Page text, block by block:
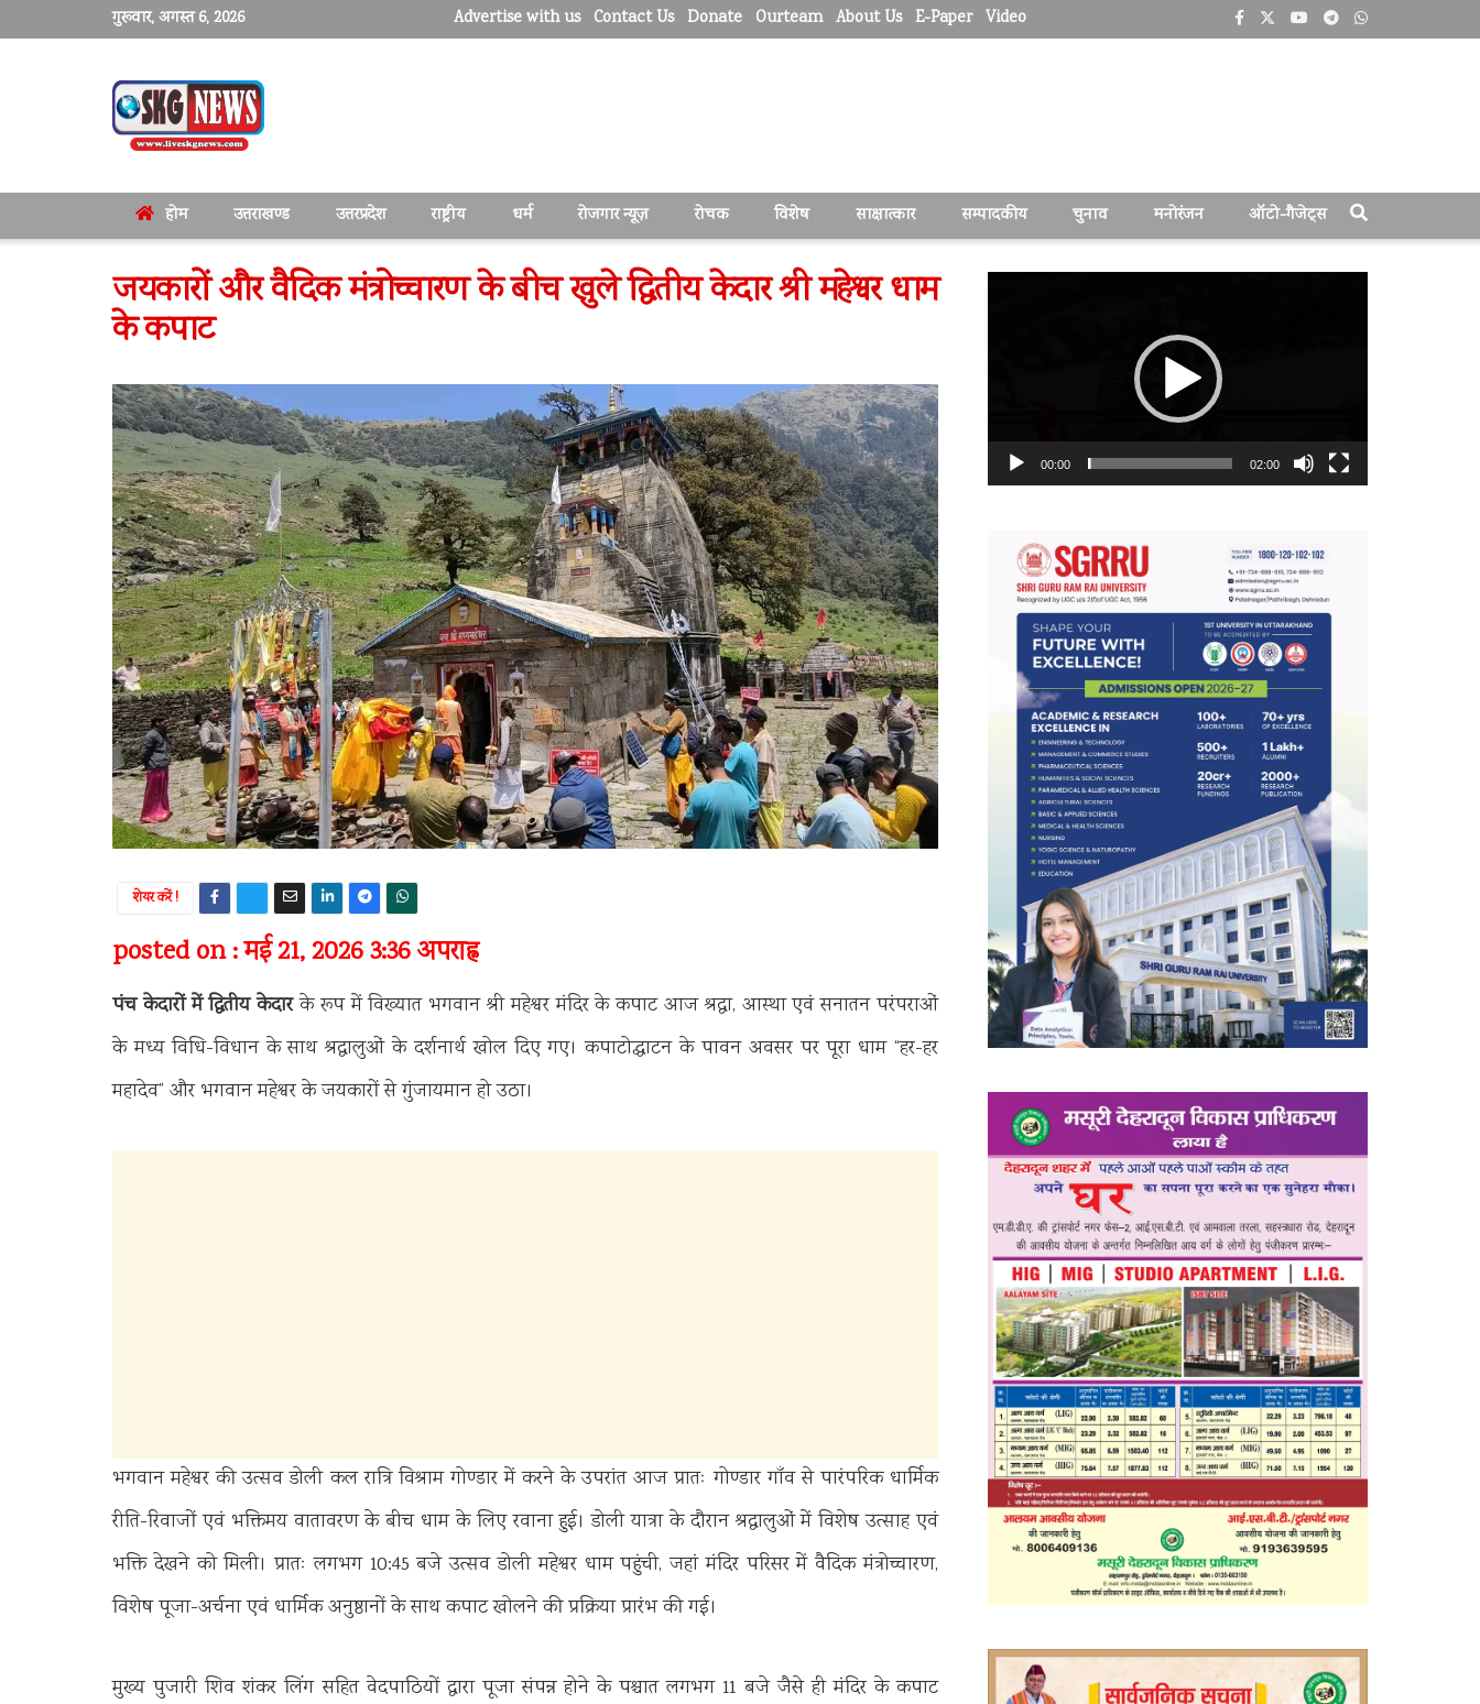
गुरूवार, अगस्त 6, 2026 Advertise with us Contact Us Donate Ourteam About Us E-Paper Video
होम उत्तराखण्ड उत्तरप्रदेश राष्ट्रीय धर्म रोजगार न्यूज़ रोचक विशेष साक्षात्कार सम्पादकीय चुनाव मनोरंजन ऑटो-गैजेट्स
जयकारों और वैदिक मंत्रोच्चारण के बीच खुले द्वितीय केदार श्री मद्महेश्वर धाम
के कपाट
शेयर करें !
posted on : मई 21, 2026 3:36 अपराह्न
पंच केदारों में द्वितीय केदारके रूप में विख्यात भगवान श्री मद्महेश्वर मंदिर के कपाट आज श्रद्धा, आस्था एवं सनातन परंपराओं
के मध्य विधि-विधान के साथ श्रद्धालुओं के दर्शनार्थ खोल दिए गए। कपाटोद्घाटन के पावन अवसर पर पूरा धाम “हर-हर
महादेव” और भगवान मद्महेश्वर के जयकारों से गुंजायमान हो उठा।
भगवान मद्महेश्वर की उत्सव डोली कल रात्रि विश्राम गोण्डार में करने के उपरांत आज प्रातः गोण्डार गाँव से पारंपरिक धार्मिक
रीति-रिवाजों एवं भक्तिमय वातावरण के बीच धाम के लिए रवाना हुई। डोली यात्रा के दौरान श्रद्धालुओं में विशेष उत्साह एवं
भक्ति देखने को मिली। प्रातः लगभग 10:45 बजे उत्सव डोली मद्महेश्वर धाम पहुंची, जहां मंदिर परिसर में वैदिक मंत्रोच्चारण,
विशेष पूजा-अर्चना एवं धार्मिक अनुष्ठानों के साथ कपाट खोलने की प्रक्रिया प्रारंभ की गई।
मुख्य पुजारी शिव शंकर लिंग सहित वेदपाठियों द्वारा पूजा संपन्न होने के पश्चात लगभग 11 बजे जैसे ही मंदिर के कपाट
00:00 02:00